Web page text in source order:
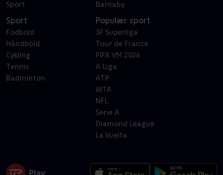
Sport
Barnaby
Sport
Fodbold
Håndbold
Cykling
Tennis
Badminton
Populær sport
3F Superliga
Tour de France
FIFA VM 2026
A Liga
ATP
WTA
NFL
Serie A
Diamond League
La Vuelta